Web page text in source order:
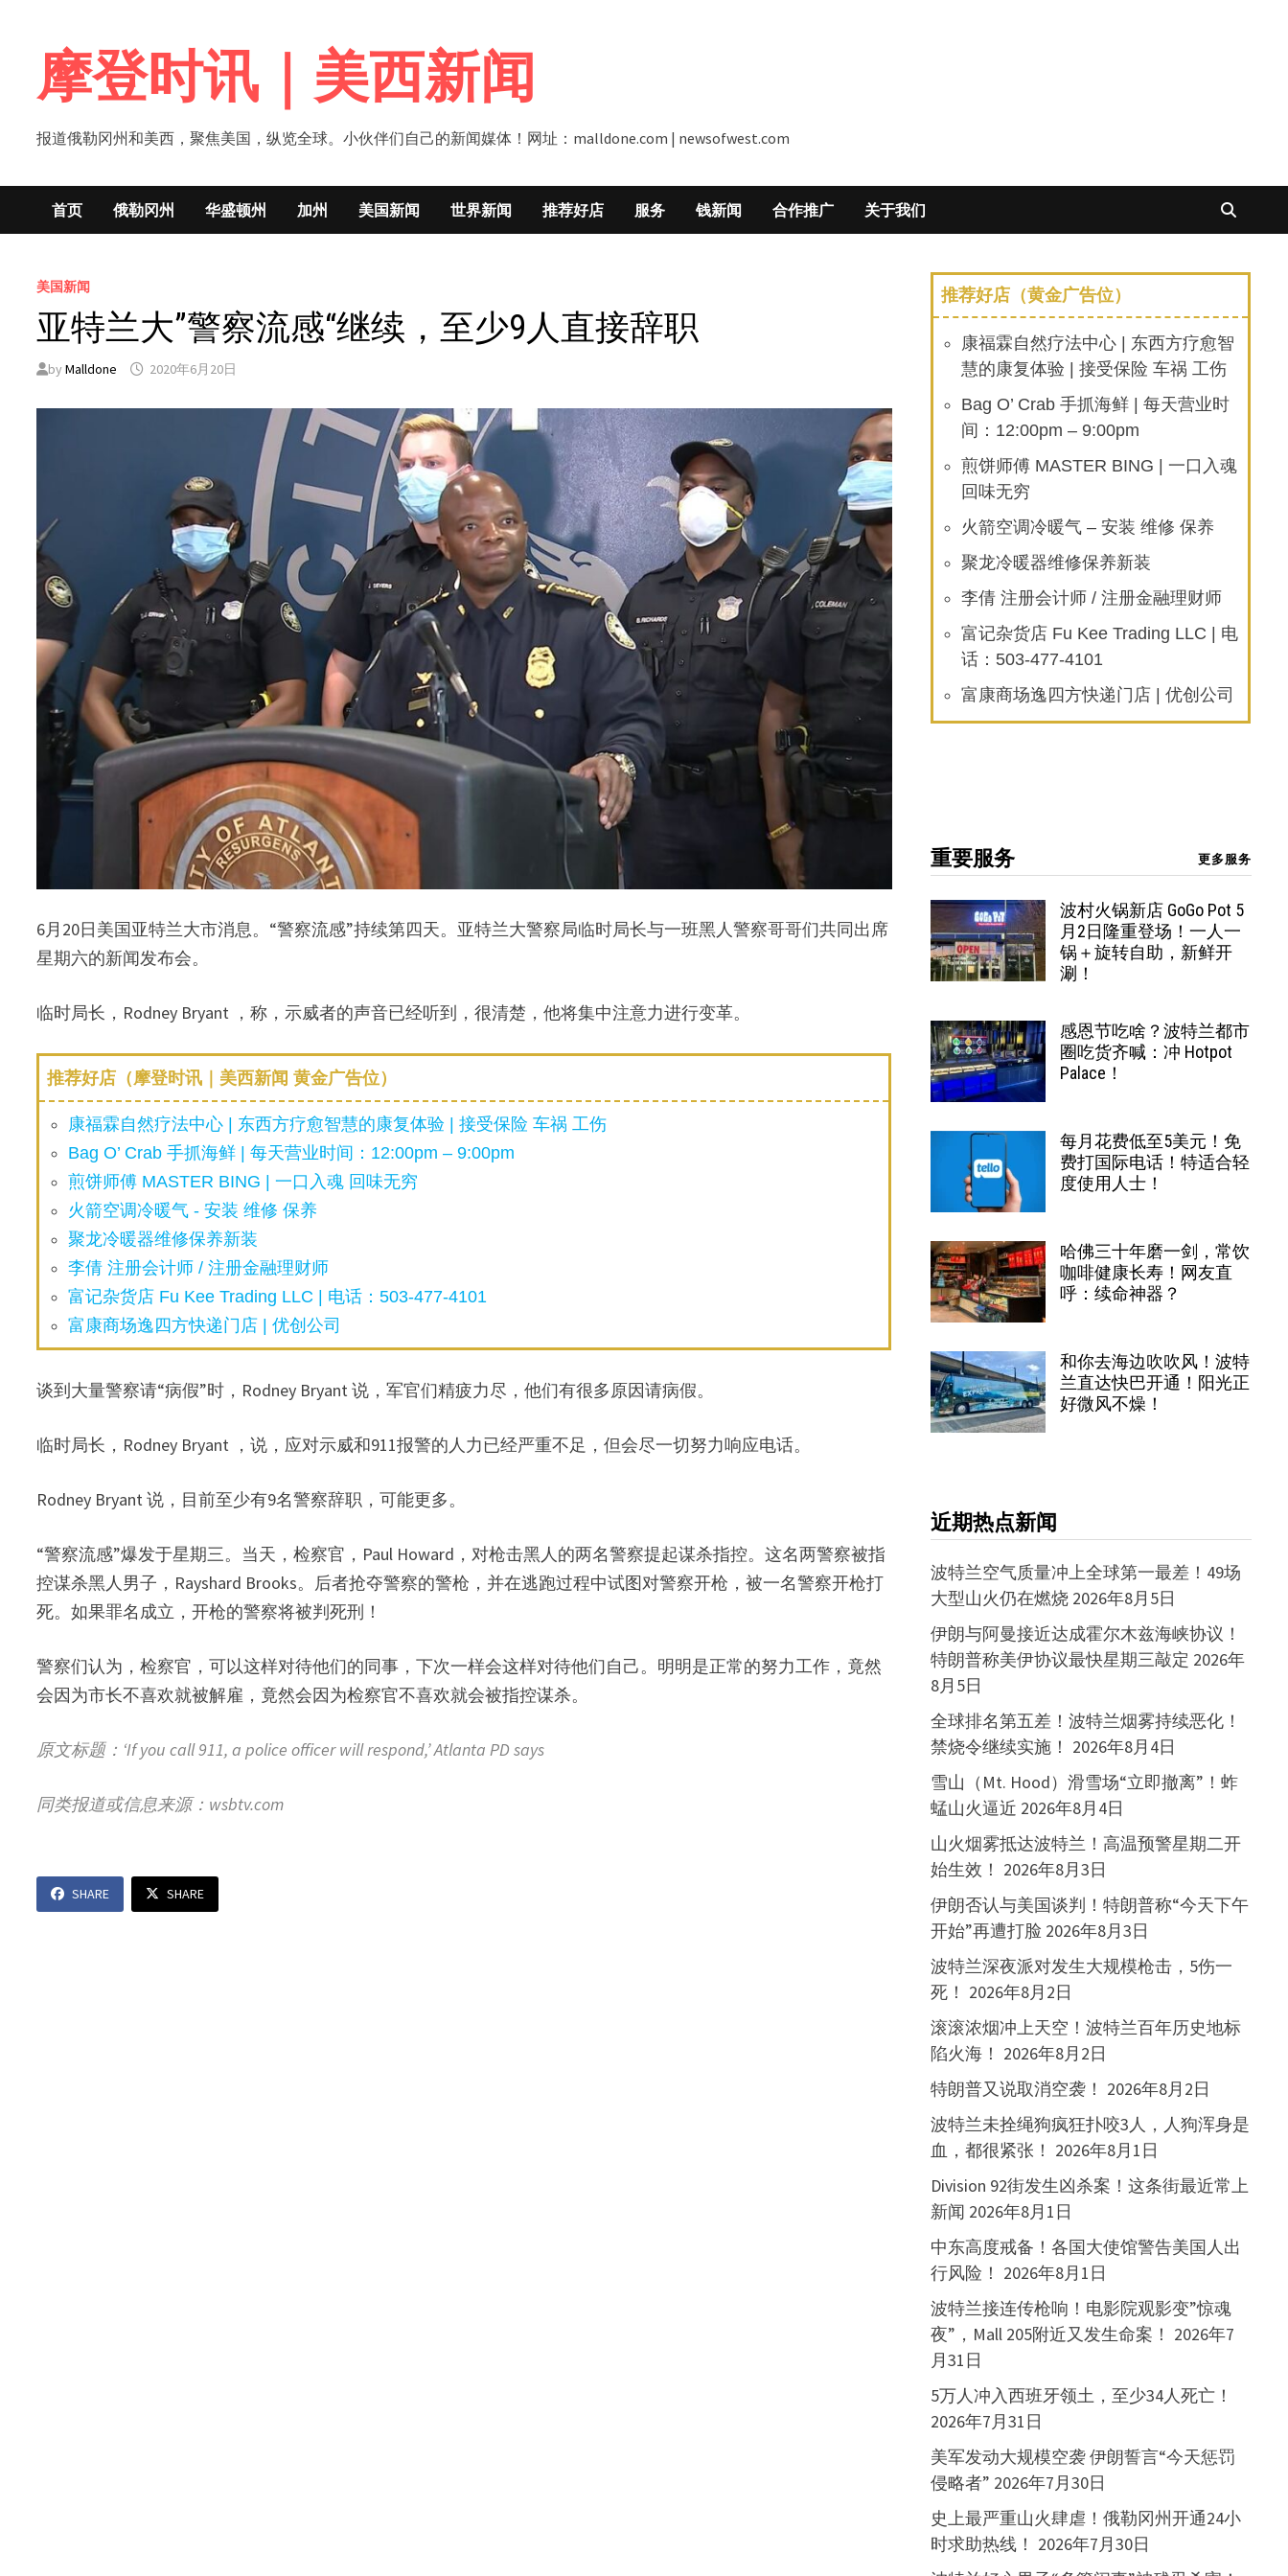
content摩登时讯｜美西新闻
报道俄勒冈州和美西，聚焦美国，纵览全球。小伙伴们自己的新闻媒体！网址：malldone.com | newsofwest.com
首页 俄勒冈州 华盛顿州 加州 美国新闻 世界新闻 推荐好店 服务 钱新闻 合作推广 关于我们
美国新闻
亚特兰大”警察流感“继续，至少9人直接辞职
byMalldone 2020年6月20日
6月20日美国亚特兰大市消息。“警察流感”持续第四天。亚特兰大警察局临时局长与一班黑人警察哥哥们共同出席
星期六的新闻发布会。
临时局长，Rodney Bryant ，称，示威者的声音已经听到，很清楚，他将集中注意力进行变革。
推荐好店（摩登时讯｜美西新闻 黄金广告位）
康福霖自然疗法中心 | 东西方疗愈智慧的康复体验 | 接受保险 车祸 工伤
Bag O’ Crab 手抓海鲜 | 每天营业时间：12:00pm – 9:00pm
煎饼师傅 MASTER BING | 一口入魂 回味无穷
火箭空调冷暖气 - 安装 维修 保养
聚龙冷暖器维修保养新装
李倩 注册会计师 / 注册金融理财师
富记杂货店 Fu Kee Trading LLC | 电话：503-477-4101
富康商场逸四方快递门店 | 优创公司
谈到大量警察请“病假”时，Rodney Bryant 说，军官们精疲力尽，他们有很多原因请病假。
临时局长，Rodney Bryant ，说，应对示威和911报警的人力已经严重不足，但会尽一切努力响应电话。
Rodney Bryant 说，目前至少有9名警察辞职，可能更多。
“警察流感”爆发于星期三。当天，检察官，Paul Howard，对枪击黑人的两名警察提起谋杀指控。这名两警察被指
控谋杀黑人男子，Rayshard Brooks。后者抢夺警察的警枪，并在逃跑过程中试图对警察开枪，被一名警察开枪打
死。如果罪名成立，开枪的警察将被判死刑！
警察们认为，检察官，可以这样对待他们的同事，下次一样会这样对待他们自己。明明是正常的努力工作，竟然
会因为市长不喜欢就被解雇，竟然会因为检察官不喜欢就会被指控谋杀。
原文标题：‘If you call 911, a police officer will respond,’ Atlanta PD says
同类报道或信息来源：wsbtv.com
SHARE SHARE
推荐好店（黄金广告位）
康福霖自然疗法中心 | 东西方疗愈智
慧的康复体验 | 接受保险 车祸 工伤
Bag O’ Crab 手抓海鲜 | 每天营业时
间：12:00pm – 9:00pm
煎饼师傅 MASTER BING | 一口入魂
回味无穷
火箭空调冷暖气 – 安装 维修 保养
聚龙冷暖器维修保养新装
李倩 注册会计师 / 注册金融理财师
富记杂货店 Fu Kee Trading LLC | 电
话：503-477-4101
富康商场逸四方快递门店 | 优创公司
重要服务 更多服务
波村火锅新店 GoGo Pot 5
月2日隆重登场！一人一
锅＋旋转自助，新鲜开
涮！
感恩节吃啥？波特兰都市
圈吃货齐喊：冲 Hotpot
Palace！
每月花费低至5美元！免
费打国际电话！特适合轻
度使用人士！
哈佛三十年磨一剑，常饮
咖啡健康长寿！网友直
呼：续命神器？
和你去海边吹吹风！波特
兰直达快巴开通！阳光正
好微风不燥！
近期热点新闻
波特兰空气质量冲上全球第一最差！49场
大型山火仍在燃烧 2026年8月5日
伊朗与阿曼接近达成霍尔木兹海峡协议！
特朗普称美伊协议最快星期三敲定 2026年
8月5日
全球排名第五差！波特兰烟雾持续恶化！
禁烧令继续实施！ 2026年8月4日
雪山（Mt. Hood）滑雪场“立即撤离”！蚱
蜢山火逼近 2026年8月4日
山火烟雾抵达波特兰！高温预警星期二开
始生效！ 2026年8月3日
伊朗否认与美国谈判！特朗普称“今天下午
开始”再遭打脸 2026年8月3日
波特兰深夜派对发生大规模枪击，5伤一
死！ 2026年8月2日
滚滚浓烟冲上天空！波特兰百年历史地标
陷火海！ 2026年8月2日
特朗普又说取消空袭！ 2026年8月2日
波特兰未拴绳狗疯狂扑咬3人，人狗浑身是
血，都很紧张！ 2026年8月1日
Division 92街发生凶杀案！这条街最近常上
新闻 2026年8月1日
中东高度戒备！各国大使馆警告美国人出
行风险！ 2026年8月1日
波特兰接连传枪响！电影院观影变”惊魂
夜”，Mall 205附近又发生命案！ 2026年7
月31日
5万人冲入西班牙领土，至少34人死亡！
2026年7月31日
美军发动大规模空袭 伊朗誓言“今天惩罚
侵略者” 2026年7月30日
史上最严重山火肆虐！俄勒冈州开通24小
时求助热线！ 2026年7月30日